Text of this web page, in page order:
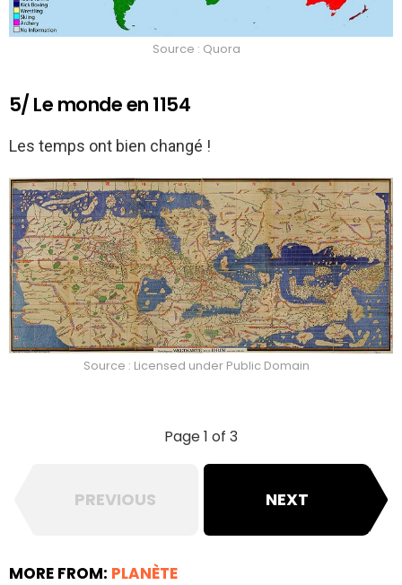
Source : Quora
5/ Le monde en 1154
Les temps ont bien changé !
Source : Licensed under Public Domain
Page 1 of 3
PREVIOUS NEXT
MORE FROM: PLANÈTE